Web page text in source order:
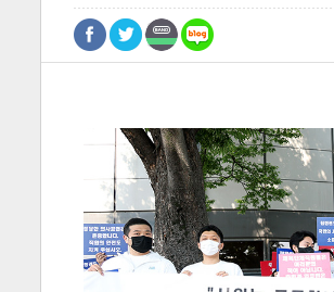
즐겨찾기
많이 본 뉴스 최신 뉴스 연예 스
0